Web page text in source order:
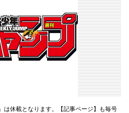
休載となります。【記事ページ】も毎号